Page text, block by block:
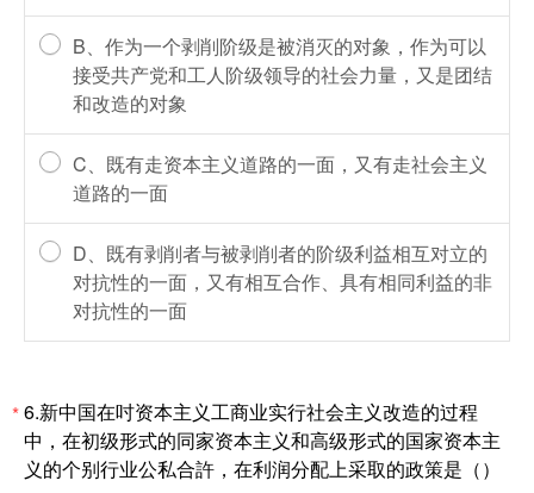
B、作为一个剥削阶级是被消灭的对象，作为可以
接受共产党和工人阶级领导的社会力量，又是团结
和改造的对象
C、既有走资本主义道路的一面，又有走社会主义
道路的一面
D、既有剥削者与被剥削者的阶级利益相互对立的
对抗性的一面，又有相互合作、具有相同利益的非
对抗性的一面
*6.新中国在吋资本主义工商业实行社会主义改造的过程
中，在初级形式的同家资本主义和高级形式的国家资本主
义的个别行业公私合許，在利润分配上采取的政策是（）